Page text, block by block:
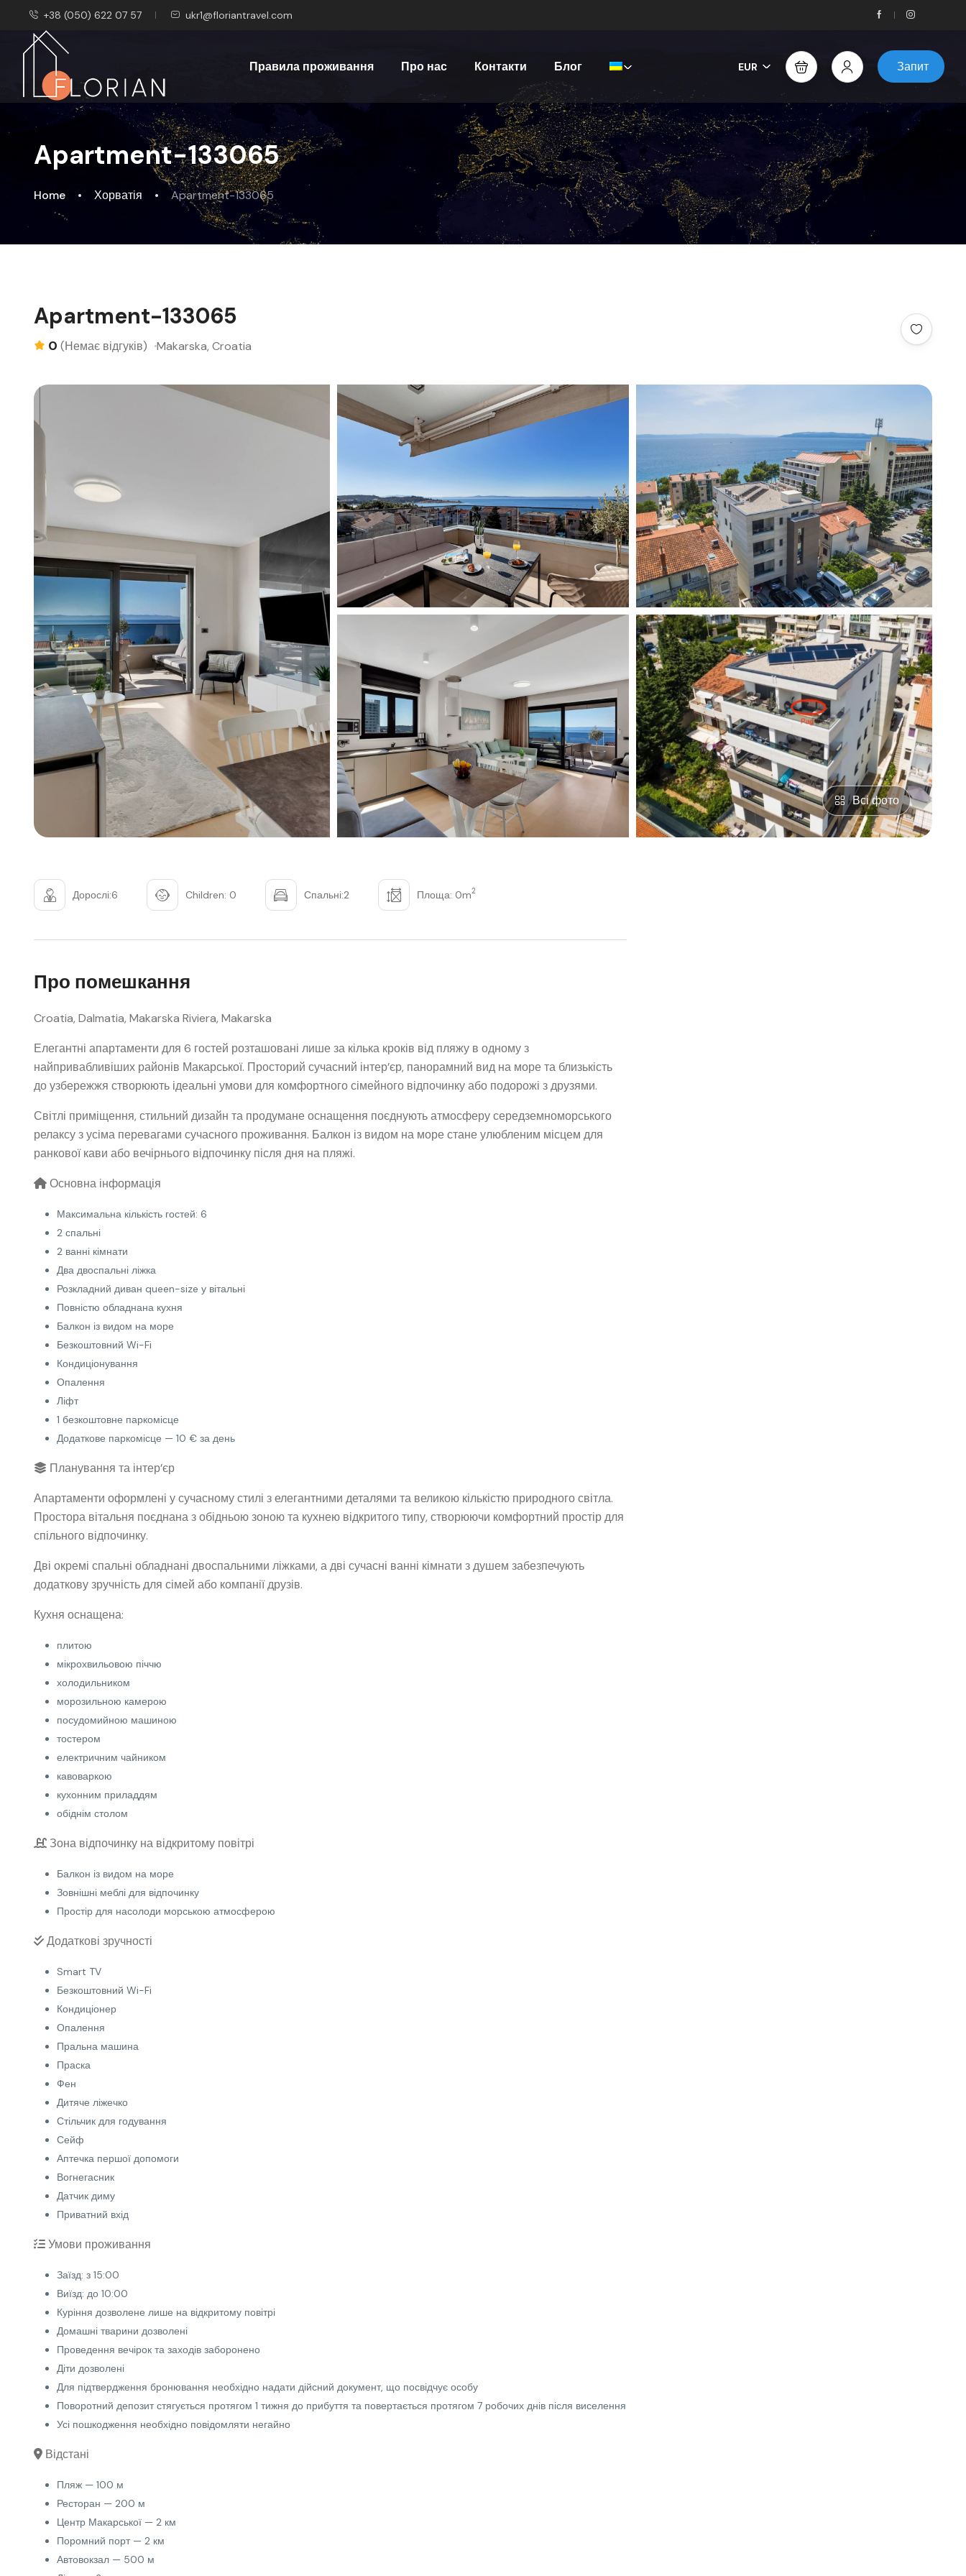
+38 (050) 622 07 57 ukr1@floriantravel.com
Правила проживання Про нас Контакти Блог EUR Запит
Apartment-133065
Home Хорватія Apartment-133065
Apartment-133065
0 (Немає відгуків) Makarska, Croatia
Всі фото
Дорослі:6 Children: 0 Спальні:2 Площа: 0m2
Про помешкання
Croatia, Dalmatia, Makarska Riviera, Makarska
Елегантні апартаменти для 6 гостей розташовані лише за кілька кроків від пляжу в одному з
найпривабливіших районів Макарської. Просторий сучасний інтер’єр, панорамний вид на море та близькість
до узбережжя створюють ідеальні умови для комфортного сімейного відпочинку або подорожі з друзями.
Світлі приміщення, стильний дизайн та продумане оснащення поєднують атмосферу середземноморського
релаксу з усіма перевагами сучасного проживання. Балкон із видом на море стане улюбленим місцем для
ранкової кави або вечірнього відпочинку після дня на пляжі.
Основна інформація
Максимальна кількість гостей: 6
2 спальні
2 ванні кімнати
Два двоспальні ліжка
Розкладний диван queen-size у вітальні
Повністю обладнана кухня
Балкон із видом на море
Безкоштовний Wi-Fi
Кондиціонування
Опалення
Ліфт
1 безкоштовне паркомісце
Додаткове паркомісце — 10 € за день
Планування та інтер’єр
Апартаменти оформлені у сучасному стилі з елегантними деталями та великою кількістю природного світла.
Простора вітальня поєднана з обідньою зоною та кухнею відкритого типу, створюючи комфортний простір для
спільного відпочинку.
Дві окремі спальні обладнані двоспальними ліжками, а дві сучасні ванні кімнати з душем забезпечують
додаткову зручність для сімей або компанії друзів.
Кухня оснащена:
плитою
мікрохвильовою піччю
холодильником
морозильною камерою
посудомийною машиною
тостером
електричним чайником
кавоваркою
кухонним приладдям
обіднім столом
Зона відпочинку на відкритому повітрі
Балкон із видом на море
Зовнішні меблі для відпочинку
Простір для насолоди морською атмосферою
Додаткові зручності
Smart TV
Безкоштовний Wi-Fi
Кондиціонер
Опалення
Пральна машина
Праска
Фен
Дитяче ліжечко
Стільчик для годування
Сейф
Аптечка першої допомоги
Вогнегасник
Датчик диму
Приватний вхід
Умови проживання
Заїзд: з 15:00
Виїзд: до 10:00
Куріння дозволене лише на відкритому повітрі
Домашні тварини дозволені
Проведення вечірок та заходів заборонено
Діти дозволені
Для підтвердження бронювання необхідно надати дійсний документ, що посвідчує особу
Поворотний депозит стягується протягом 1 тижня до прибуття та повертається протягом 7 робочих днів після виселення
Усі пошкодження необхідно повідомляти негайно
Відстані
Пляж — 100 м
Ресторан — 200 м
Центр Макарської — 2 км
Поромний порт — 2 км
Автовокзал — 500 м